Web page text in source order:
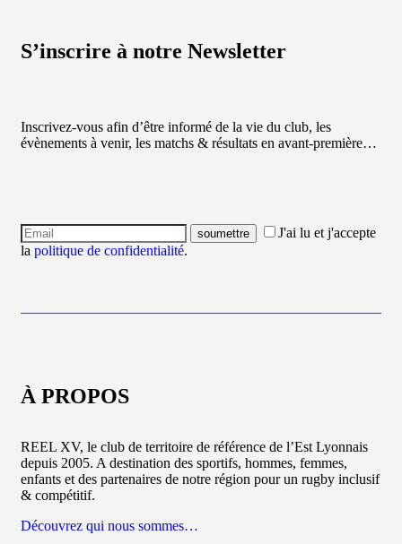
S’inscrire à notre Newsletter
Inscrivez-vous afin d’être informé de la vie du club, les
évènements à venir, les matchs & résultats en avant-première…
J'ai lu et j'accepte
la politique de confidentialité.
À PROPOS
REEL XV, le club de territoire de référence de l’Est Lyonnais
depuis 2005. A destination des sportifs, hommes, femmes,
enfants et des partenaires de notre région pour un rugby inclusif
& compétitif.
Découvrez qui nous sommes…